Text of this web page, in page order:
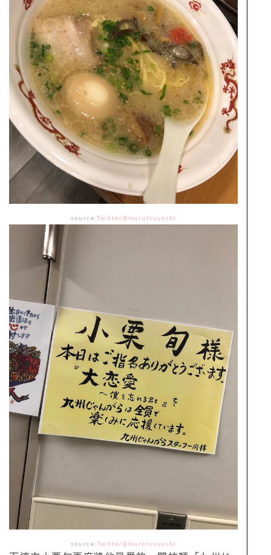
source: Twitter@murotsuyoshi
source: Twitter@murotsuyoshi